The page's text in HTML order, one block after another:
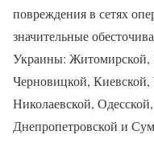
повреждения в сетях
значительные
Украины:
Черновицкой, Киевской,
Николаевской,
Днепропетровской и